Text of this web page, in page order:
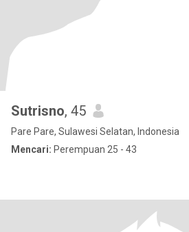
Sutrisno, 45
Pare Pare, Sulawesi Selatan, Indonesia
Mencari: Perempuan 25 - 43